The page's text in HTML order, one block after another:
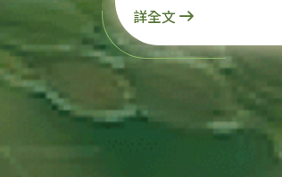
定，要跟大家說明：
沒有允許有毒馬鈴薯
口，且從輸出前、邊
理到市場，都有層層
關，絕對不會讓不合
有毒的馬鈴薯進到
詳全文